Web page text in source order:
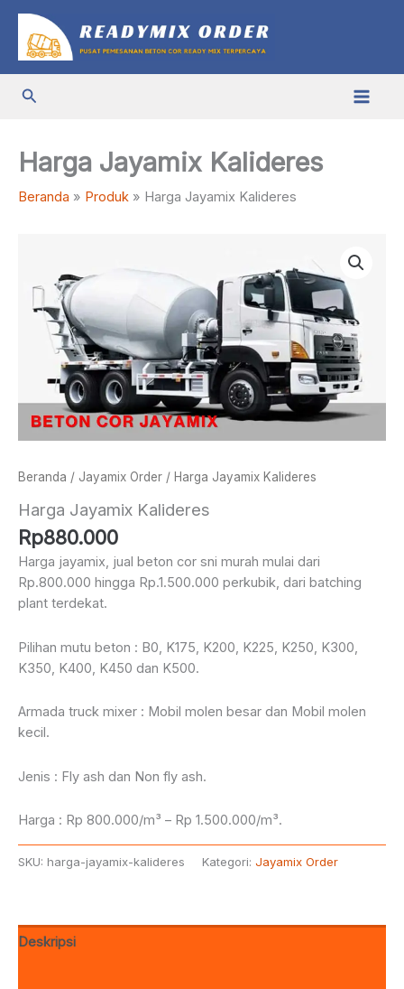
konten
Cari
Harga Jayamix Kalideres
Beranda Produk Harga Jayamix Kalideres
Beranda / Jayamix Order / Harga Jayamix Kalideres
Harga Jayamix Kalideres
Rp880.000
Harga jayamix, jual beton cor sni murah mulai dari
Rp.800.000 hingga Rp.1.500.000 perkubik, dari batching
plant terdekat.
Pilihan mutu beton : B0, K175, K200, K225, K250, K300,
K350, K400, K450 dan K500.
Armada truck mixer : Mobil molen besar dan Mobil molen
kecil.
Jenis : Fly ash dan Non fly ash.
Harga : Rp 800.000/m³ – Rp 1.500.000/m³.
SKU: harga-jayamix-kalideres Kategori: Jayamix Order
Deskripsi